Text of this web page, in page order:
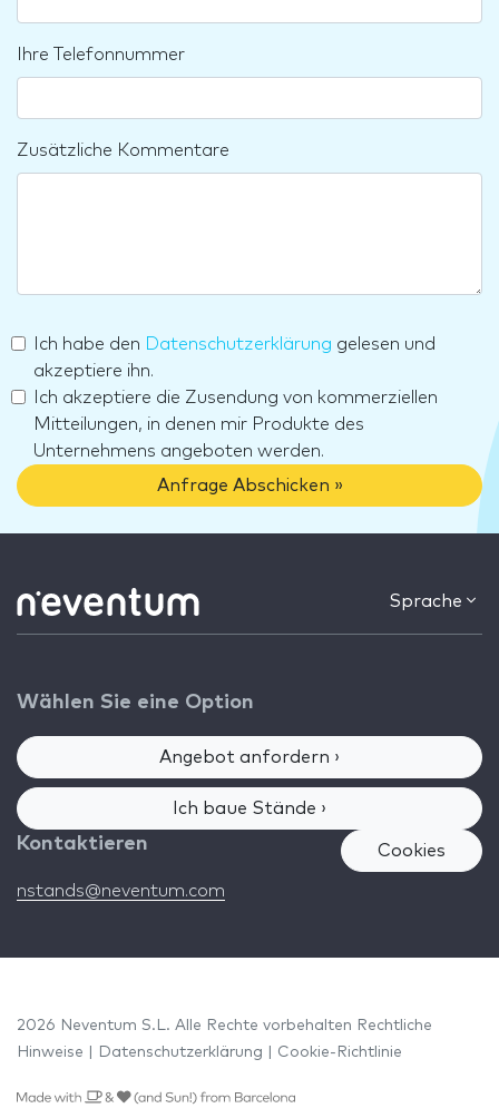
Ihre Telefonnummer
Zusätzliche Kommentare
Ich habe den Datenschutzerklärung gelesen und
akzeptiere ihn.
Ich akzeptiere die Zusendung von kommerziellen
Mitteilungen, in denen mir Produkte des
Unternehmens angeboten werden.
Anfrage Abschicken »
Sprache
Wählen Sie eine Option
Angebot anfordern ›
Ich baue Stände ›
Kontaktieren
nstands@neventum.com
Cookies
2026 Neventum S.L. Alle Rechte vorbehalten Rechtliche
Hinweise
Datenschutzerklärung Cookie-Richtlinie